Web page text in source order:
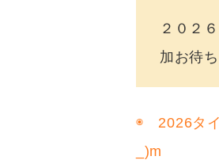
２０
加お待
◉ 2026タ
_)m タ